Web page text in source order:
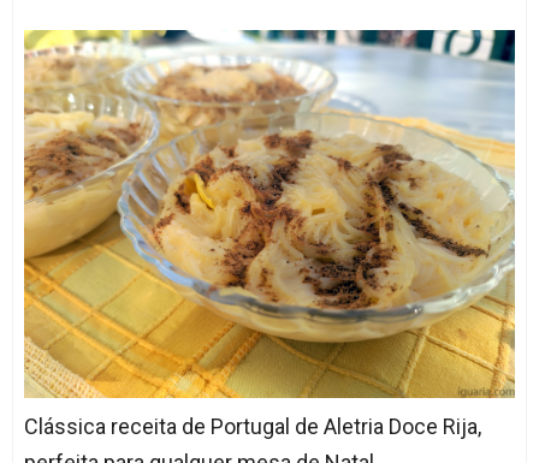
Clássica receita de Portugal de Aletria Doce Rija,